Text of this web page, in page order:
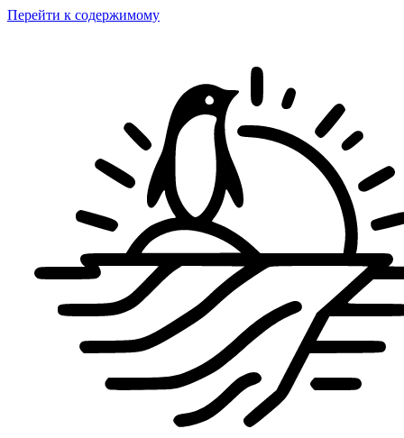
Перейти к содержимому